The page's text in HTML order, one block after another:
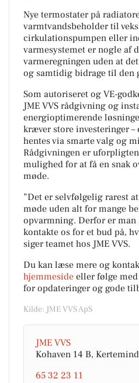
Nye termostater på
varmtvandsbeholder til
cirkulationspumpen eller
varmesystemet er nogle af
varmeregningen uden at
og samtidig bidrage til den
Som autoriseret og VE-
JME VVS rådgivning og
energioptimerende
kræver store investeringer –
hentes via smarte valg og
Rådgivningen er
mulighed for at få en snak
møde.
”Det er selvfølgelig rarest
møde uden alt for mange
opvarmning. Derfor er
kontakte os for et bud på,
siger teamet hos JME VVS.
Du kan læse mere og
hjemmeside eller følge med
for opdateringer og gode
Kilde: JME VVS ApS
JME VVS
Kohaven 14 B,
65 32 23 11